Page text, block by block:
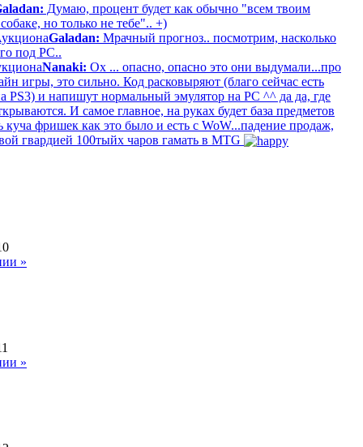
Думаю, процент будет как обычно "всем твоим
но только не тебе".. +)
Galadan: Мрачный прогноз.. посмотрим, насколько
под РС..
Nanaki: Ох ... опасно, опасно это они выдумали...про
игры, это сильно. Код расковыряют (благо сейчас есть
PS3) и напишут нормальный эмулятор на PC ^^ да да, где
И самое главное, на руках будет база предметов
фришек как это было и есть с WoW...падение продаж,
гвардией 100тыйх чаров гамать в MTG
»
»